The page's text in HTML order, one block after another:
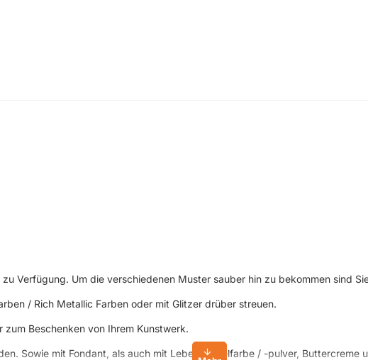
Verfügung. Um die verschiedenen Muster sauber hin zu bekommen sind
/ Rich Metallic Farben oder mit Glitzer drüber streuen.
Beschenken von Ihrem Kunstwerk.
Sowie mit Fondant, als auch mit Lebensmittelfarbe / -pulver, Buttercreme